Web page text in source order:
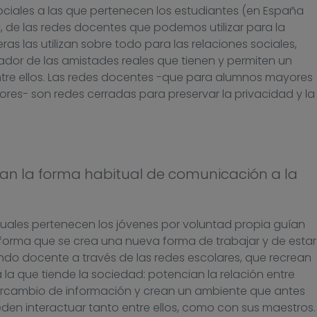
a las que pertenecen los estudiantes (en España
las redes docentes que podemos utilizar para la
las utilizan sobre todo para las relaciones sociales,
de las amistades reales que tienen y permiten un
ellos. Las redes docentes -que para alumnos mayores
son redes cerradas para preservar la privacidad y la
la forma habitual de comunicación a la
pertenecen los jóvenes por voluntad propia guían
que se crea una nueva forma de trabajar y de estar
docente a través de las redes escolares, que recrean
que tiende la sociedad: potencian la relación entre
de información y crean un ambiente que antes
interactuar tanto entre ellos, como con sus maestros.